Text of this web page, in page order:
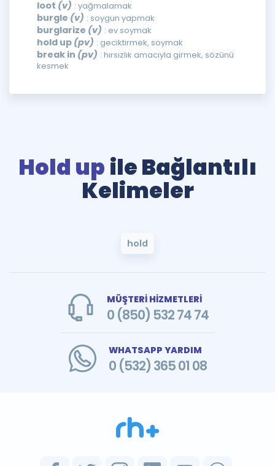
loot (v) : yağmalamak
burgle (v) : soygun yapmak
burglarize (v) : ev soymak
hold up (pv) : geciktirmek, soymak
break in (pv) : hırsızlık amacıyla girmek, sözünü
kesmek
Hold up ile Bağlantılı
Kelimeler
hold
MÜŞTERİ HİZMETLERİ
0 (850) 532 74 74
WHATSAPP YARDIM
0 (532) 365 01 08